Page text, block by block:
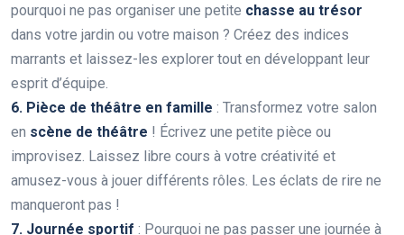
pourquoi ne pas organiser une petite chasse au trésor
dans votre jardin ou votre maison ? Créez des indices
marrants et laissez-les explorer tout en développant leur
esprit d’équipe.
6. Pièce de théâtre en famille : Transformez votre salon
en scène de théâtre ! Écrivez une petite pièce ou
improvisez. Laissez libre cours à votre créativité et
amusez-vous à jouer différents rôles. Les éclats de rire ne
manqueront pas !
7. Journée sportif : Pourquoi ne pas passer une journée à